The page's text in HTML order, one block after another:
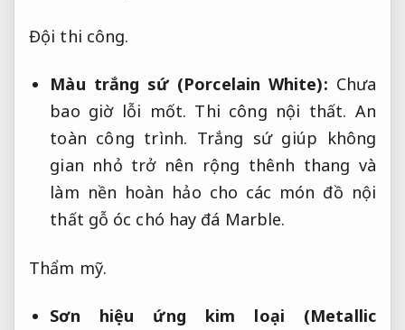
Đội thi công.
Màu trắng sứ (Porcelain White): Chưa
bao giờ lỗi mốt. Thi công nội thất. An
toàn công trình. Trắng sứ giúp không
gian nhỏ trở nên rộng thênh thang và
làm nền hoàn hảo cho các món đồ nội
thất gỗ óc chó hay đá Marble.
Thẩm mỹ.
Sơn hiệu ứng kim loại (Metallic